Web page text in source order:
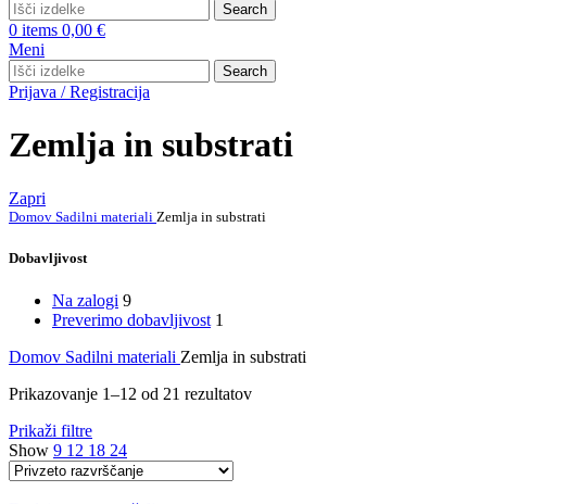
Search
0 items 0,00 €
Meni
Search
Prijava / Registracija
Zemlja in substrati
Zapri
Domov Sadilni materiali Zemlja in substrati
Dobavljivost
Na zalogi 9
Preverimo dobavljivost 1
Domov Sadilni materiali Zemlja in substrati
Prikazovanje 1–12 od 21 rezultatov
Prikaži filtre
Show 9 12 18 24